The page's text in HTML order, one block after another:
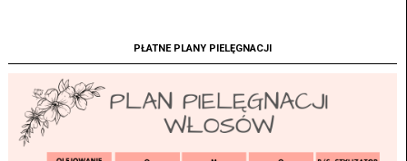
PŁATNE PLANY PIELĘGNACJI